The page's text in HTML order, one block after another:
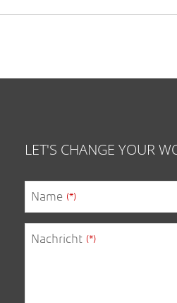
LET'S CHANGE YOUR
Name (*)
Nachricht (*)